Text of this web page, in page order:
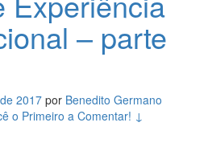
– parte
2017 por Benedito Germano
o Primeiro a Comentar! ↓